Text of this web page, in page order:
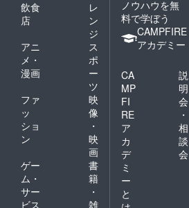
飲食
店
レ
ン
ジ
アニ
メ・
漫画
ス
ポ
ー
ツ
ファ
ッ
ショ
ン
映
像
・
映
画
ゲー
ム・
サー
ビス
書
籍
・
雑
ノウハウを無
料で学ぼう
CAMPFIRE
アカデミー
CA
MP
FI
RE
ア
カ
デ
ミ
ー
と
説
明
会
・
相
談
会